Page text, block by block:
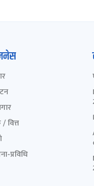
वित्त
प्रविधि